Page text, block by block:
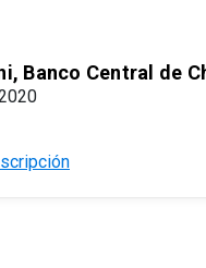
Banco Central de